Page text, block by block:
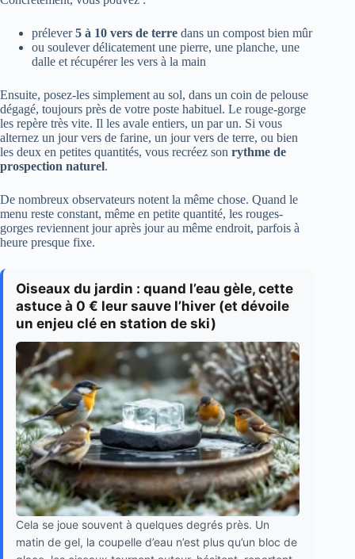
prélever5 à 10 vers de terre dans un compost bien mûr
ou soulever délicatement une pierre, une planche, une
dalle et récupérer les vers à la main
Ensuite, posez-les simplement au sol, dans un coin de pelouse
dégagé, toujours près de votre poste habituel. Le rouge-gorge
les repère très vite. Il les avale entiers, un par un. Si vous
alternez un jour vers de farine, un jour vers de terre, ou bien
les deux en petites quantités, vous recréez son rythme de
prospection naturel.
De nombreux observateurs notent la même chose. Quand le
menu reste constant, même en petite quantité, les rouges-
gorges reviennent jour après jour au même endroit, parfois à
heure presque fixe.
Oiseaux du jardin : quand l’eau gèle, cette
astuce à 0 € leur sauve l’hiver (et dévoile
un enjeu clé en station de ski)
Cela se joue souvent à quelques degrés près. Un
matin de gel, la coupelle d’eau n’est plus qu’un bloc de